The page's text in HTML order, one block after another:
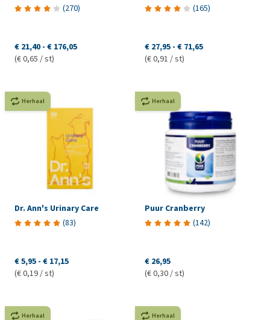
(270)
€ 21,40 - € 176,05
(€ 0,65 / st)
(165)
€ 27,95 - € 71,65
(€ 0,91 / st)
Herhaal
Dr. Ann's Urinary Care
(83)
€ 5,95 - € 17,15
(€ 0,19 / st)
Herhaal
Puur Cranberry
(142)
€ 26,95
(€ 0,30 / st)
Herhaal Herhaal